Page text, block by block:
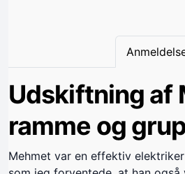
Udskiftning af
ramme og
Mehmet var en effektiv